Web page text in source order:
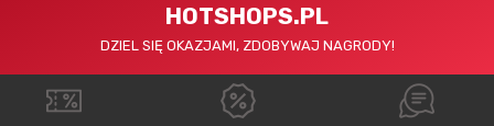
HOTSHOPS.PL
DZIEL SIĘ OKAZJAMI, ZDOBYWAJ NAGRODY!